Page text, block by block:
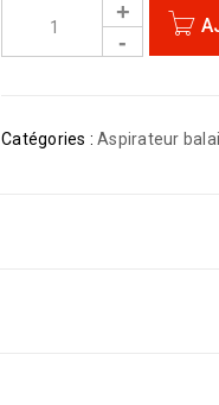
Catégories : Aspirateur balai